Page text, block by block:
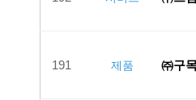
191 제품 ㈜구